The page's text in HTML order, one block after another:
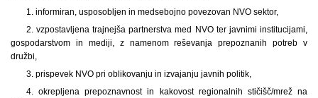
1. informiran, usposobljen in medsebojno povezovan NVO sektor,
2. vzpostavljena trajnejša partnerstva med NVO ter javnimi institucijami,
gospodarstvom in mediji, z namenom reševanja prepoznanih potreb v
družbi,
3. prispevek NVO pri oblikovanju in izvajanju javnih politik,
4. okrepljena prepoznavnost in kakovost regionalnih stičišč/mrež na